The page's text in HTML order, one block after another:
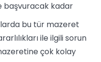
başvuracak kadar
bu tür mazeret
ile ilgili sorun
çok kolay